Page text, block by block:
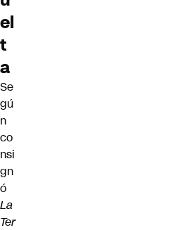
el
t
a
Se
gú
n
co
nsi
gn
ó
La
Ter